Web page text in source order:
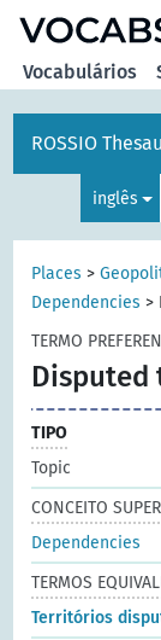
Vocabulários
ROSSIO
inglês
Places >
Dependencies >
TERMO
TIPO
Topic
CONCEITO
Dependencies
TERMOS
Territórios